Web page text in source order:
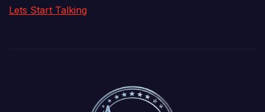
Lets Start Talking